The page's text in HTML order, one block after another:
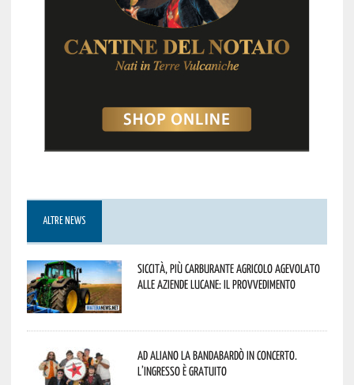
ALTRE NEWS
Siccità, più carburante agricolo agevolato
alle aziende lucane: il provvedimento
Ad Aliano la Bandabardò in concerto.
L’ingresso è gratuito